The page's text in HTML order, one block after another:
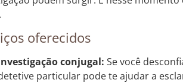
oferecidos
conjugal: Se você
particular pode te ajudar a